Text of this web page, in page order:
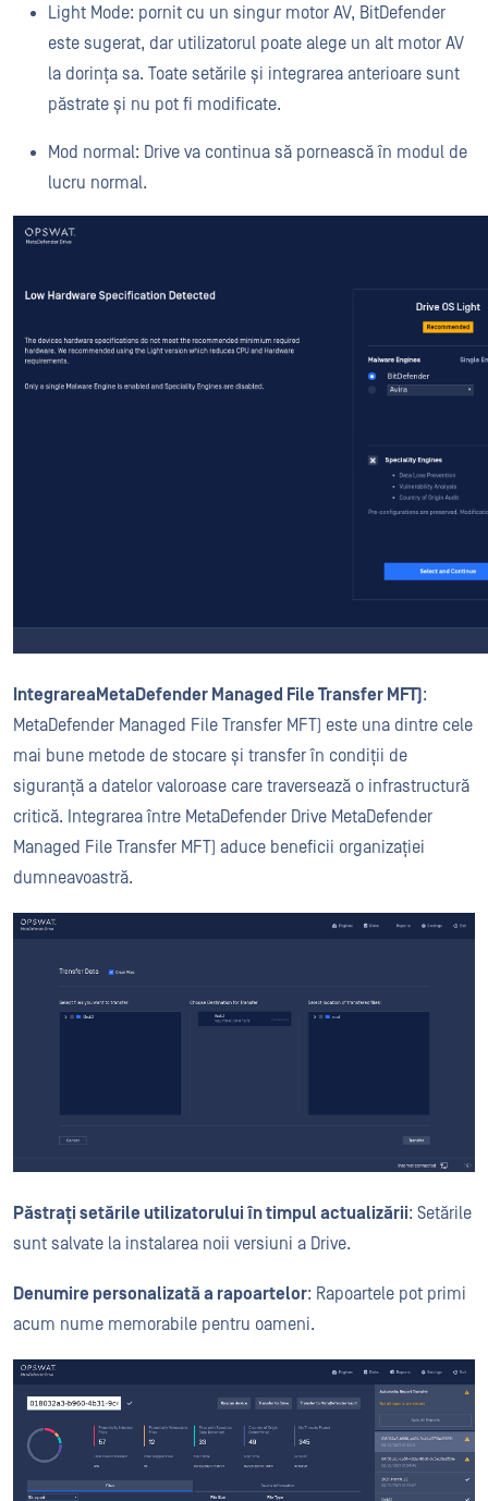
Light Mode: pornit cu un singur motor AV, BitDefender
este sugerat, dar utilizatorul poate alege un alt motor AV
la dorința sa. Toate setările și integrarea anterioare sunt
păstrate și nu pot fi modificate.
Mod normal: Drive va continua să pornească în modul de
lucru normal.
IntegrareaMetaDefender Managed File Transfer MFT):
MetaDefender Managed File Transfer MFT) este una dintre cele
mai bune metode de stocare și transfer în condiții de
siguranță a datelor valoroase care traversează o infrastructură
critică. Integrarea între MetaDefender Drive MetaDefender
Managed File Transfer MFT) aduce beneficii organizației
dumneavoastră.
Păstrați setările utilizatorului în timpul actualizării: Setările
sunt salvate la instalarea noii versiuni a Drive.
Denumire personalizată a rapoartelor: Rapoartele pot primi
acum nume memorabile pentru oameni.